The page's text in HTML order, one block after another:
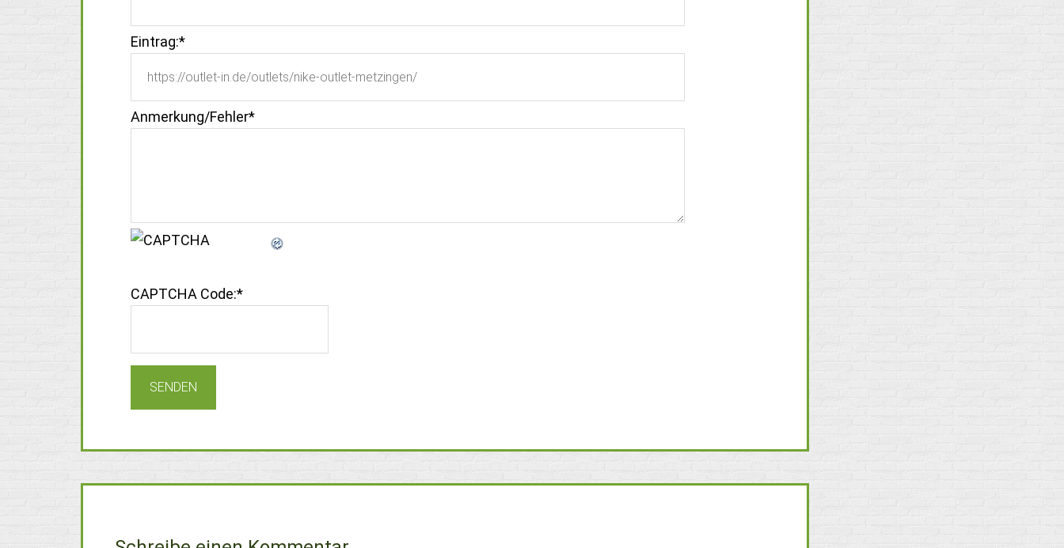
Eintrag:*
Anmerkung/Fehler*
CAPTCHA Code:*